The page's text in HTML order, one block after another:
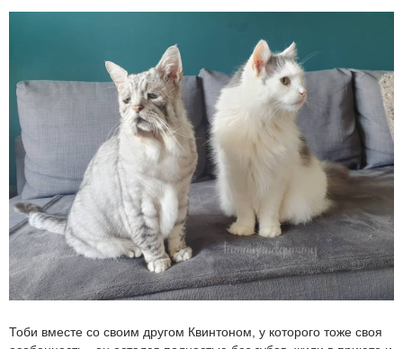
Тоби вместе со своим другом Квинтоном, у которого тоже своя